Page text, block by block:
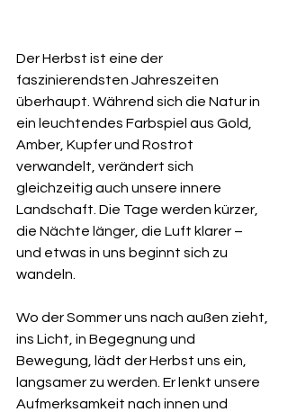
Der Herbst ist eine der
faszinierendsten Jahreszeiten
überhaupt. Während sich die Natur in
ein leuchtendes Farbspiel aus Gold,
Amber, Kupfer und Rostrot
verwandelt, verändert sich
gleichzeitig auch unsere innere
Landschaft. Die Tage werden kürzer,
die Nächte länger, die Luft klarer –
und etwas in uns beginnt sich zu
wandeln.
Wo der Sommer uns nach außen zieht,
ins Licht, in Begegnung und
Bewegung, lädt der Herbst uns ein,
langsamer zu werden. Er lenkt unsere
Aufmerksamkeit nach innen und